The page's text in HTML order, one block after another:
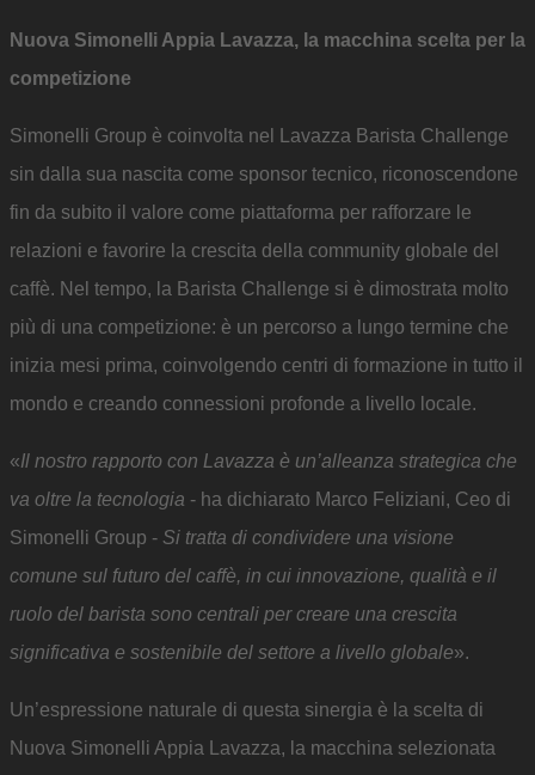
Nuova Simonelli Appia Lavazza, la macchina scelta per la
competizione
Simonelli Group è coinvolta nel Lavazza Barista Challenge
sin dalla sua nascita come sponsor tecnico, riconoscendone
fin da subito il valore come piattaforma per rafforzare le
relazioni e favorire la crescita della community globale del
caffè. Nel tempo, la Barista Challenge si è dimostrata molto
più di una competizione: è un percorso a lungo termine che
inizia mesi prima, coinvolgendo centri di formazione in tutto il
mondo e creando connessioni profonde a livello locale.
«Il nostro rapporto con Lavazza è un’alleanza strategica che
va oltre la tecnologia - ha dichiarato Marco Feliziani, Ceo di
Simonelli Group - Si tratta di condividere una visione
comune sul futuro del caffè, in cui innovazione, qualità e il
ruolo del barista sono centrali per creare una crescita
significativa e sostenibile del settore a livello globale».
Un’espressione naturale di questa sinergia è la scelta di
Nuova Simonelli Appia Lavazza, la macchina selezionata